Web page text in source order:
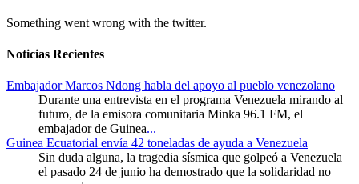
Something went wrong with the twitter.
Noticias Recientes
Embajador Marcos Ndong habla del apoyo al pueblo venezolano
Durante una entrevista en el programa Venezuela mirando al
futuro, de la emisora comunitaria Minka 96.1 FM, el
embajador de Guinea...
Guinea Ecuatorial envía 42 toneladas de ayuda a Venezuela
Sin duda alguna, la tragedia sísmica que golpeó a Venezuela
el pasado 24 de junio ha demostrado que la solidaridad no